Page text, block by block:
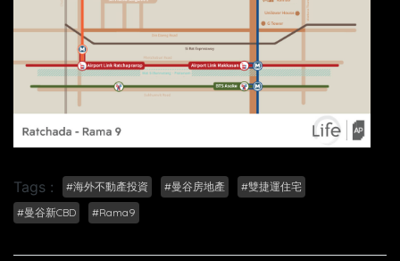
Tags : #海外不動產投資 #曼谷房地產
#雙捷運住宅
#曼谷新CBD
#Rama9